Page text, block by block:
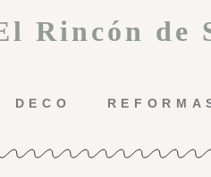
Rincón de
DECO